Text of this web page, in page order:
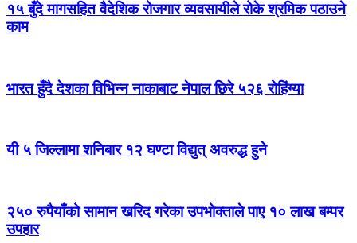
१५ बुँदे मागसहित वैदेशिक रोजगार व्यवसायीले रोके श्रमिक पठाउने
काम
भारत हुँदै देशका विभिन्न नाकाबाट नेपाल छिरे ५२६ रोहिंग्या
यी ५ जिल्लामा शनिबार १२ घण्टा विद्युत् अवरुद्ध हुने
२५० रुपैयाँको सामान खरिद गरेका उपभोक्ताले पाए १० लाख बम्पर
उपहार